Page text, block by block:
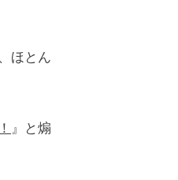
ほとん
』と煽